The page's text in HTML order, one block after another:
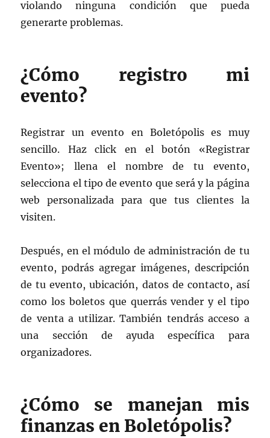
violando ninguna condición que pueda
generarte problemas.
¿Cómo registro mi
evento?
Registrar un evento en Boletópolis es muy
sencillo. Haz click en el botón «Registrar
Evento»; llena el nombre de tu evento,
selecciona el tipo de evento que será y la página
web personalizada para que tus clientes la
visiten.
Después, en el módulo de administración de tu
evento, podrás agregar imágenes, descripción
de tu evento, ubicación, datos de contacto, así
como los boletos que querrás vender y el tipo
de venta a utilizar. También tendrás acceso a
una sección de ayuda específica para
organizadores.
¿Cómo se manejan mis
finanzas en Boletópolis?